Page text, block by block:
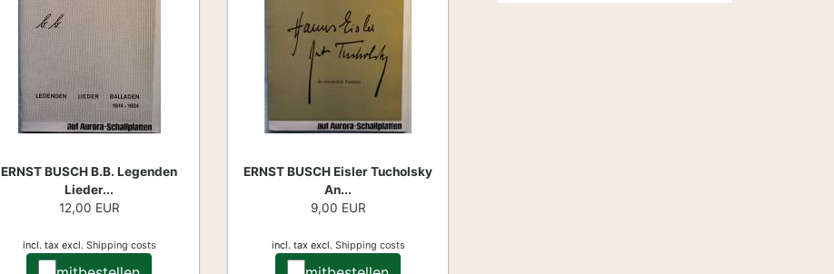
ERNST BUSCH B.B. Legenden
Lieder...
12,00 EUR
incl. taxexcl. Shipping costs
ERNST BUSCH Eisler Tucholsky
An...
9,00 EUR
incl. taxexcl. Shipping costs